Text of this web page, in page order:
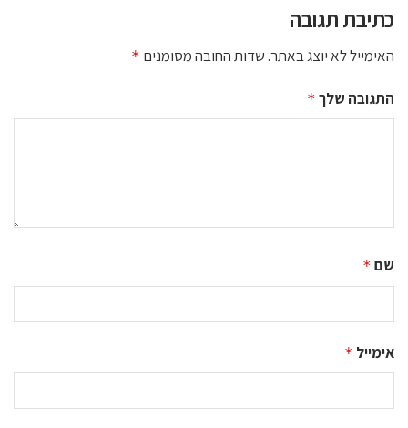
כתיבת תגובה
האימייל לא יוצג באתר.שדות החובה מסומנים *
התגובה שלך *
שם *
אימייל *